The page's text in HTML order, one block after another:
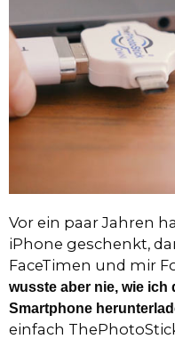
Vor ein paar Jahren
iPhone geschenkt,
FaceTimen und mir
wusste aber nie, wie ich
Smartphone
einfach